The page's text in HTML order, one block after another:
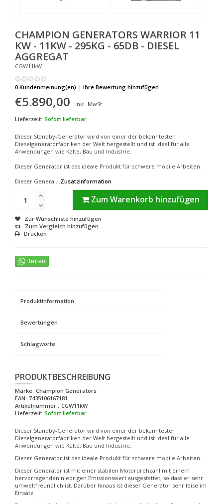
CHAMPION GENERATORS WARRIOR 11
KW - 11KW - 295KG - 65DB - DIESEL
AGGREGAT
CGW11kW
0 Kundenmeinung(en) | Ihre Bewertung hinzufügen
€5.890,00
inkl. MwSt.
Lieferzeit: Sofort lieferbar
Dieser Standby-Generator wird von einer der bekanntesten
Dieselgeneratorfabriken der Welt hergestellt und ist ideal für alle
Anwendungen wie Kälte, Bau und Industrie.
Dieser Generator ist das ideale Produkt für schwere mobile Arbeiten.
Dieser Genera ...Zusatzinformation
Zum Warenkorb hinzufügen
Zur Wunschliste hinzufügen
Zum Vergleich hinzufügen
Drucken
Produktinformation
Bewertungen
Schlagworte
PRODUKTBESCHREIBUNG
Marke: Champion Generators
EAN: 7435106167181
Artikelnummer:: CGW11kW
Lieferzeit: Sofort lieferbar
Dieser Standby-Generator wird von einer der bekanntesten
Dieselgeneratorfabriken der Welt hergestellt und ist ideal für alle
Anwendungen wie Kälte, Bau und Industrie.
Dieser Generator ist das ideale Produkt für schwere mobile Arbeiten.
Dieser Generator ist mit einer stabilen Motordrehzahl mit einem
hervorragenden niedrigen Emissionswert ausgestattet, so dass er sehr
umweltfreundlich ist. Darüber hinaus ist dieser Generator sehr leise im
Einsatz.